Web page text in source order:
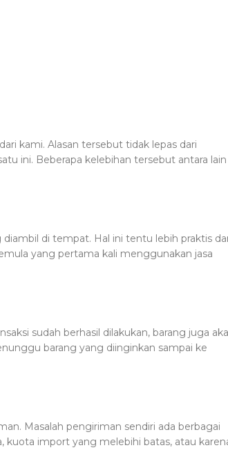
dari kami. Alasan tersebut tidak lepas dari
ini. Beberapa kelebihan tersebut antara lain
di tempat. Hal ini tentu lebih praktis
yang pertama kali menggunakan jasa
sudah berhasil dilakukan, barang juga
barang yang diinginkan sampai ke
Masalah pengiriman sendiri ada berbagai
kuota import yang melebihi batas, atau